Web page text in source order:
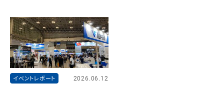
イベントレポート 2026.06.12